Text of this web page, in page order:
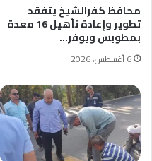
محافظ كفرالشيخ يتفقد
تطوير وإعادة تأهيل 16 معدة
بمطوبس ويوفر…
6 أغسطس، 2026